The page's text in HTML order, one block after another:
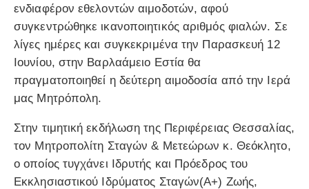
ενδιαφέρον εθελοντών αιμοδοτών, αφού
συγκεντρώθηκε ικανοποιητικός αριθμός φιαλών. Σε
λίγες ημέρες και συγκεκριμένα την Παρασκευή 12
Ιουνίου, στην Βαρλαάμειο Εστία θα
πραγματοποιηθεί η δεύτερη αιμοδοσία από την Ιερά
μας Μητρόπολη.
Στην τιμητική εκδήλωση της Περιφέρειας Θεσσαλίας,
τον Μητροπολίτη Σταγών & Μετεώρων κ. Θεόκλητο,
ο οποίος τυγχάνει Ιδρυτής και Πρόεδρος του
Εκκλησιαστικού Ιδρύματος Σταγών(Α+) Ζωής,